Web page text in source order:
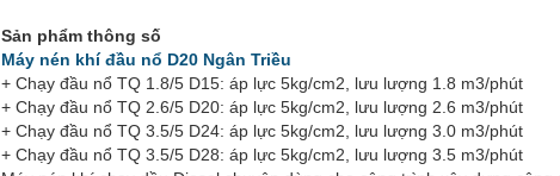
Sản phẩm thông số
Máy nén khí đầu nổ D20 Ngân Triều
+ Chạy đầu nổ TQ 1.8/5 D15: áp lực 5kg/cm2, lưu lượng 1.8 m3/phút
+ Chạy đầu nổ TQ 2.6/5 D20: áp lực 5kg/cm2, lưu lượng 2.6 m3/phút
+ Chạy đầu nổ TQ 3.5/5 D24: áp lực 5kg/cm2, lưu lượng 3.0 m3/phút
+ Chạy đầu nổ TQ 3.5/5 D28: áp lực 5kg/cm2, lưu lượng 3.5 m3/phút